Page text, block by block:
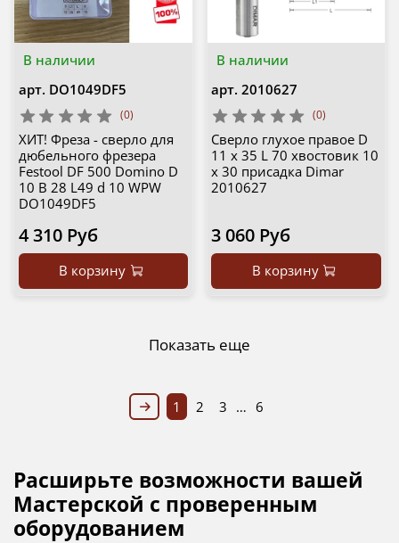
В наличии
арт. DO1049DF5
(0)
ХИТ! Фреза - сверло для
дюбельного фрезера
Festool DF 500 Domino D
10 B 28 L49 d 10 WPW
DO1049DF5
4 310 Руб
В корзину
В наличии
арт. 2010627
(0)
Сверло глухое правое D
11 x 35 L 70 хвостовик 10
x 30 присадка Dimar
2010627
3 060 Руб
В корзину
Показать еще
1 2 3 … 6
Расширьте возможности вашей
Мастерской с проверенным
оборудованием